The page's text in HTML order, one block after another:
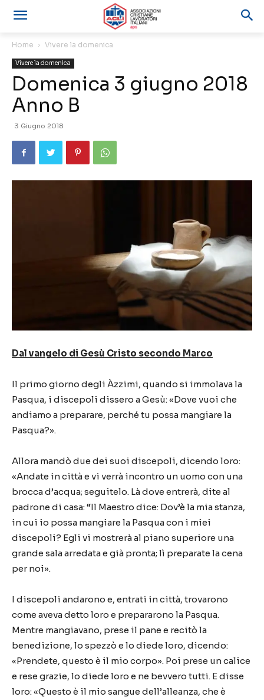
Home Vivere la domenica
Vivere la domenica
Domenica 3 giugno 2018
Anno B
3 Giugno 2018
Dal vangelo di Gesù Cristo secondo Marco
Il primo giorno degli Àzzimi, quando si immolava la
Pasqua, i discepoli dissero a Gesù: «Dove vuoi che
andiamo a preparare, perché tu possa mangiare la
Pasqua?».
Allora mandò due dei suoi discepoli, dicendo loro:
«Andate in città e vi verrà incontro un uomo con una
brocca d’acqua; seguitelo. Là dove entrerà, dite al
padrone di casa: “Il Maestro dice: Dov’è la mia stanza,
in cui io possa mangiare la Pasqua con i miei
discepoli? Egli vi mostrerà al piano superiore una
grande sala arredata e già pronta; lì preparate la cena
per noi».
I discepoli andarono e, entrati in città, trovarono
come aveva detto loro e prepararono la Pasqua.
Mentre mangiavano, prese il pane e recitò la
benedizione, lo spezzò e lo diede loro, dicendo:
«Prendete, questo è il mio corpo». Poi prese un calice
e rese grazie, lo diede loro e ne bevvero tutti. E disse
loro: «Questo è il mio sangue dell’alleanza, che è